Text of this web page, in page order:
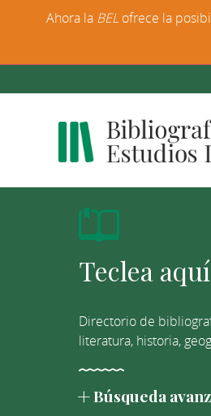
Directorio de
literatura, historia,
Búsqueda
Ahora la BEL ofrece la